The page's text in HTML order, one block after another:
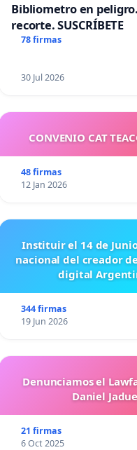
Bibliometro en
recorte. SUSCRÍBETE
78 firmas
30 Jul 2026
CONVENIO CAT
48 firmas
12 Jan 2026
Instituir el 14 de
nacional del creador
digital
344 firmas
19 Jun 2026
Denunciamos el
Daniel Jadue
21 firmas
6 Oct 2025